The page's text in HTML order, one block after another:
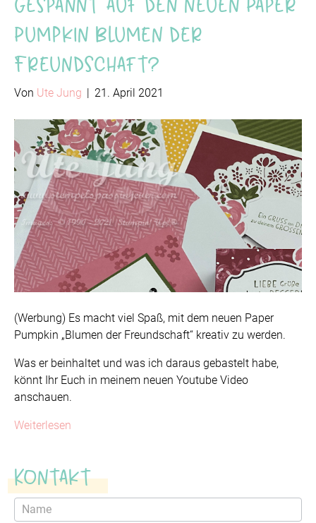
Gespannt auf den neuen Paper
Pumpkin Blumen der
Freundschaft?
Von Ute Jung 21. April 2021
(Werbung) Es macht viel Spaß, mit dem neuen Paper
Pumpkin „Blumen der Freundschaft“ kreativ zu werden.
Was er beinhaltet und was ich daraus gebastelt habe,
könnt Ihr Euch in meinem neuen Youtube Video
anschauen.
Weiterlesen
Kontakt
Kontaktformular